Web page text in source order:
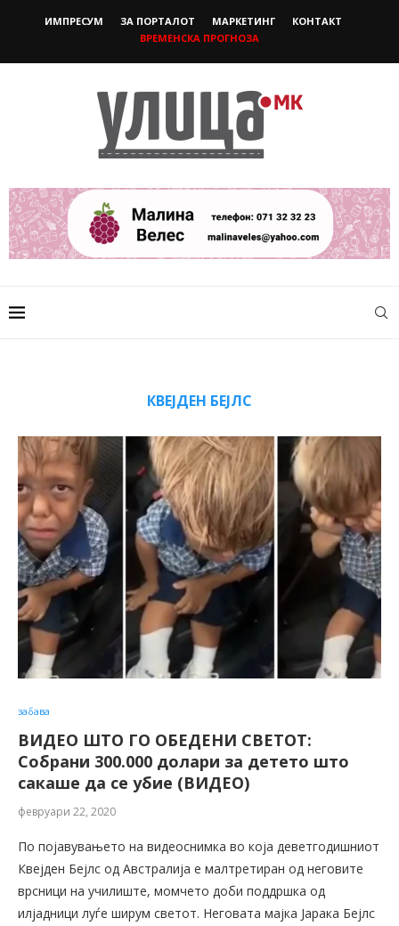
ИМПРЕСУМ ЗА ПОРТАЛОТ МАРКЕТИНГ
КОНТАКТ
ВРЕМЕНСКА ПРОГНОЗА
КВЕЈДЕН БЕЈЛС
забава
ВИДЕО ШТО ГО ОБЕДЕНИ СВЕТОТ:
Собрани 300.000 долари за детето што
сакаше да се убие (ВИДЕО)
февруари 22, 2020
По појавувањето на видеоснимка во која деветгодишниот
Квејден Бејлс од Австралија е малтретиран од неговите
врсници на училиште, момчето доби поддршка од
илјадници луѓе ширум светот. Неговата мајка Јарака Бејлс